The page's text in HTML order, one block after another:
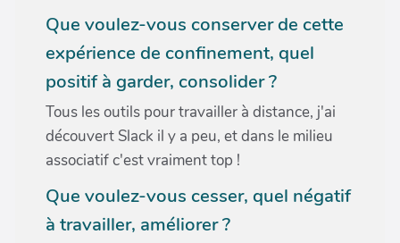
Que voulez-vous conserver de cette
expérience de confinement, quel
positif à garder, consolider ?
Tous les outils pour travailler à distance, j'ai
découvert Slack il y a peu, et dans le milieu
associatif c'est vraiment top !
Que voulez-vous cesser, quel négatif
à travailler, améliorer ?